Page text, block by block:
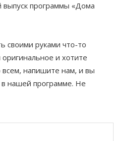
программы «Дома
своими руками что-то
и хотите
всем, напишите нам, и вы
нашей программе. Не